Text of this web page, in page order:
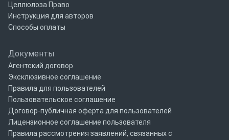
Целлюлоза Право
Инструкция для авторов
Способы оплаты
Документы
Агентский договор
Эксклюзивное соглашение
Правила для пользователей
Пользовательское соглашение
Договор-публичная оферта для пользователей
Лицензионное соглашение пользователя
Правила рассмотрения заявлений, связанных с